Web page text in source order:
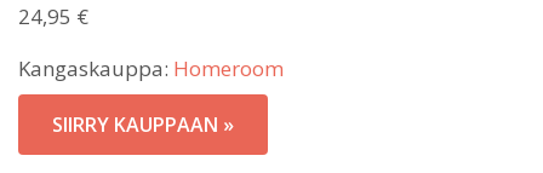
24,95 €
Kangaskauppa: Homeroom
SIIRRY KAUPPAAN »